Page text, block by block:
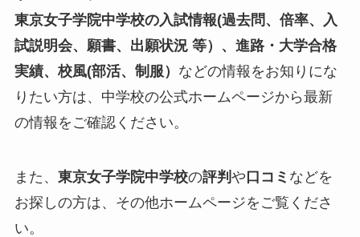
東京女子学院中学校の入試情報(過去問、倍率、入
試説明会、願書、出願状況 等）、進路・大学合格
実績、校風(部活、制服） などの情報をお知りにな
りたい方は、中学校の公式ホームページから最新
の情報をご確認ください。
また、 東京女子学院中学校の評判 や口コミ などを
お探しの方は、その他ホームページをご覧くださ
い。